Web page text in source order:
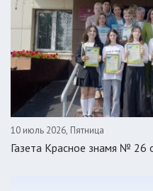
10 июль 2026, Пятница
Газета Красное знамя № 26